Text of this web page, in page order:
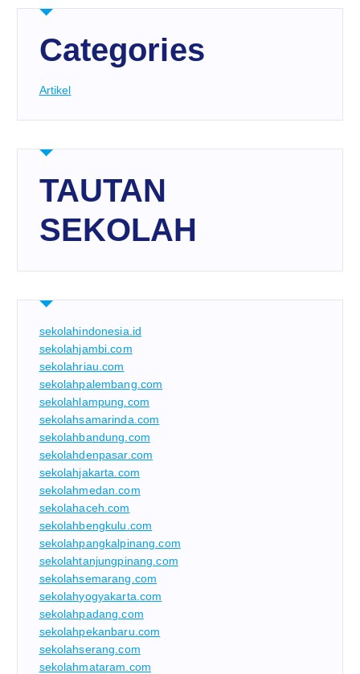
Categories
Artikel
TAUTAN
SEKOLAH
sekolahindonesia.id
sekolahjambi.com
sekolahriau.com
sekolahpalembang.com
sekolahlampung.com
sekolahsamarinda.com
sekolahbandung.com
sekolahdenpasar.com
sekolahjakarta.com
sekolahmedan.com
sekolahaceh.com
sekolahbengkulu.com
sekolahpangkalpinang.com
sekolahtanjungpinang.com
sekolahsemarang.com
sekolahyogyakarta.com
sekolahpadang.com
sekolahpekanbaru.com
sekolahserang.com
sekolahmataram.com